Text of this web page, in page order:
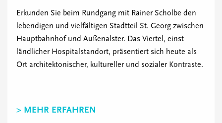
Erkunden Sie beim Rundgang mit Rainer Scholbe den
lebendigen und vielfältigen Stadtteil St. Georg zwischen
Hauptbahnhof und Außenalster. Das Viertel, einst
ländlicher Hospitalstandort, präsentiert sich heute als
Ort architektonischer, kultureller und sozialer Kontraste.
> MEHR ERFAHREN